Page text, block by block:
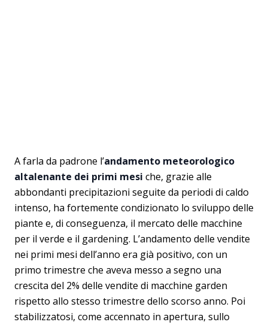
A farla da padrone l’andamento meteorologico
altalenante dei primi mesi che, grazie alle
abbondanti precipitazioni seguite da periodi di caldo
intenso, ha fortemente condizionato lo sviluppo delle
piante e, di conseguenza, il mercato delle macchine
per il verde e il gardening. L’andamento delle vendite
nei primi mesi dell’anno era già positivo, con un
primo trimestre che aveva messo a segno una
crescita del 2% delle vendite di macchine garden
rispetto allo stesso trimestre dello scorso anno. Poi
stabilizzatosi, come accennato in apertura, sullo